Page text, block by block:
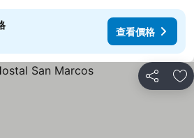
查看價格
分享 加